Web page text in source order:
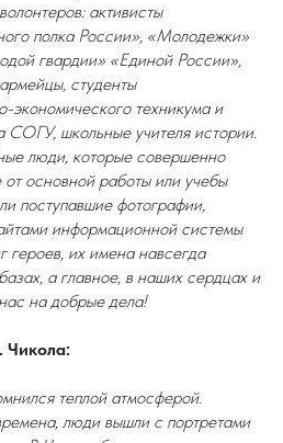
активисты
полка России», «Молодежки»
гвардии» «Единой России»,
студенты
экономического техникума и
СОГУ, школьные учителя истории.
люди, которые совершенно
основной работы или учебы
поступавшие фотографии,
информационной системы
героев, их имена навсегда
а главное, в наших сердцах и
на добрые дела!
теплой атмосферой.
люди вышли с портретами